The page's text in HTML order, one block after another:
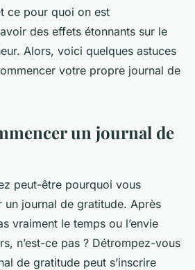
ce pour quoi on est
des effets étonnants sur le
Alors, voici quelques astuces
votre propre journal de
un journal de
peut-être pourquoi vous
un journal de gratitude. Après
vraiment le temps ou l’envie
n’est-ce pas ? Détrompez-vous
de gratitude peut s’inscrire